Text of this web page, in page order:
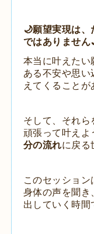
🌙願望実現は
ではありません
本当に叶えたい
ある不安や思い
えてくることが
そして、 それら
頑張って叶えよ
分の流れに戻る
このセッション
身体の声を聞き
出していく時間